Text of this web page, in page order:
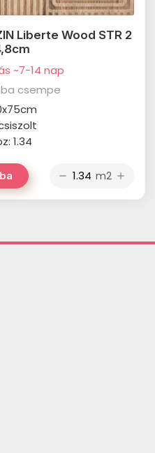
Liberte Wood STR 2
~7-14 nap
csempe
1.34
remove m2 add